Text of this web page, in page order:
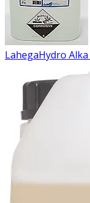
LahegaHydro Alka